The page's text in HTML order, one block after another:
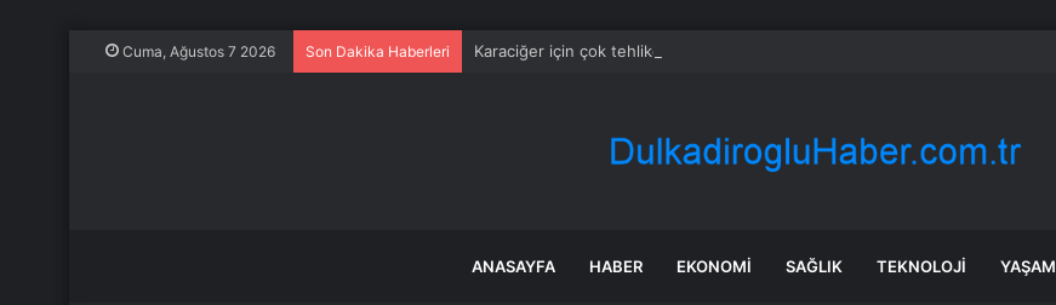
Cuma, Ağustos 7 2026 Son Dakika Haberleri Karaciğer için çok tehlikeli: Siroza kadar ilerliyor, iyileşme şansı azalıyor
ANASAYFA HABER EKONOMI SAĞLIK TEKNOLOJI YAŞAM